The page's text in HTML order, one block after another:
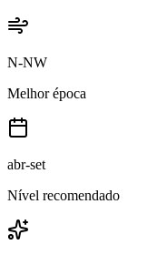
N-NW
Melhor época
abr-set
Nível recomendado